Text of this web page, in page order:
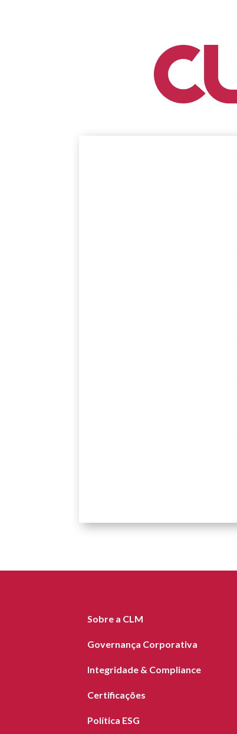
Sobre a CLM
Governança Corporativa
Integridade & Compliance
Certificações
Política ESG